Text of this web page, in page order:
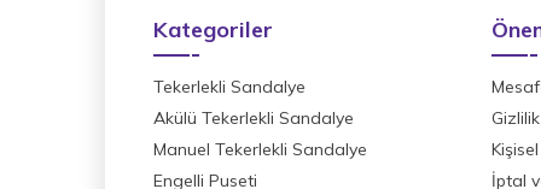
Kategoriler
Tekerlekli Sandalye
Akülü Tekerlekli Sandalye
Manuel Tekerlekli Sandalye
Engelli Puseti
İptal